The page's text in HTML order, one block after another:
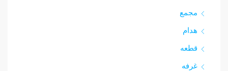
مجمع
هدام
قطعه
غرفه